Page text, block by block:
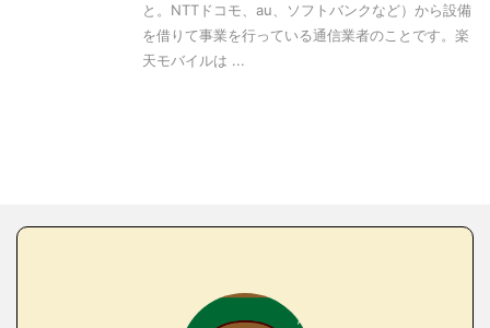
と。NTTドコモ、au、ソフトバンクなど）から設備
を借りて事業を行っている通信業者のことです。楽
天モバイルは ...